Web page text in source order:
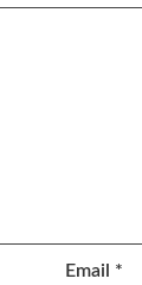
Email *